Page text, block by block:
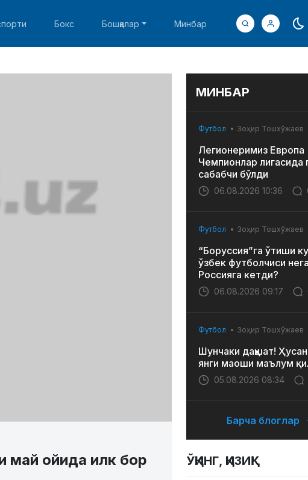
Бокс Бошқалар Минбар
май ойида илк бор
МИНБАР
Футбол Зоҳир Тошхўжаев
Легионеримиз Европа
Чемпионлар лигасида
сабабчи бўлди
06.08.2026 10:36
Футбол Зоҳир Тошхўжаев
“Боруссия”га ўтиши
ўзбек футболчиси
Россияга кетди?
06.08.2026 09:17
Футбол Зоҳир Тошхўжаев
Шунчаки даҳшат!
янги маоши маълум
05.08.2026 08:34
Барча блоглар
ЎҚИНГ, ҚИЗИҚ!